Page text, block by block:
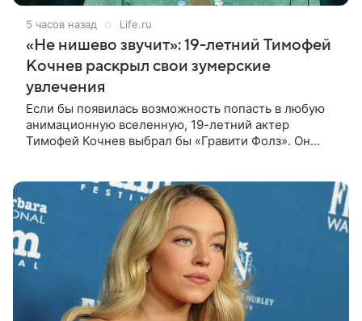
5 часов назад Life.ru
«Не нишево звучит»: 19-летний Тимофей
Кочнев раскрыл свои зумерские
увлечения
Если бы появилась возможность попасть в любую
анимационную вселенную, 19-летний актер
Тимофей Кочнев выбрал бы «Гравити Фолз». Он